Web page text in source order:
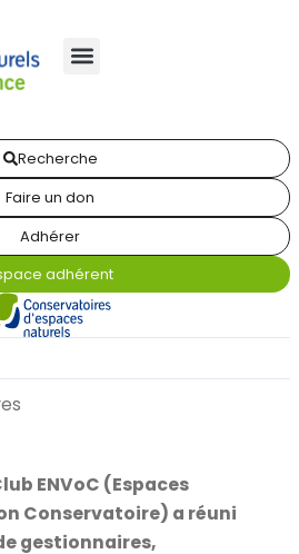
Recherche
Faire un don
Adhérer
adhérent
ENVoC (Espaces
Conservatoire) a réuni
gestionnaires,